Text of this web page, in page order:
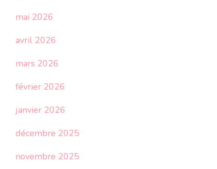
mai 2026
avril 2026
mars 2026
février 2026
janvier 2026
décembre 2025
novembre 2025